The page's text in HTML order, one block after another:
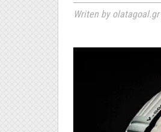
Writen by olatagoal.gr